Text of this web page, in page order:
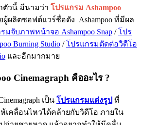
ตัวนี้ มีนามว่า โปรแกรม Ashampoo
ผู้ผลิตซอฟต์แวร์ชื่อดัง Ashampoo ที่มีผล
มจับภาพหน้าจอ Ashampoo Snap /โปร
Burning Studio /โปรแกรมตัดต่อวิดีโอ
และอีกมากมาย
Cinemagraph คืออะไร ?
เป็น โปรแกรมแต่งรูป ที่
เคลื่อนไหวได้คล้ายกับวิดีโอ ภายใน